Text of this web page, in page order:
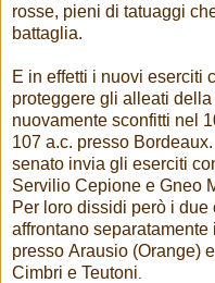
rosse, pieni di tatuaggi
battaglia.
E in effetti i nuovi eserciti
proteggere gli alleati
nuovamente sconfitti nel
107 a.c. presso
senato invia gli eserciti
Servilio Cepione e Gneo
Per loro dissidi però i
affrontano
presso Arausio (Orange)
Cimbri e Teutoni